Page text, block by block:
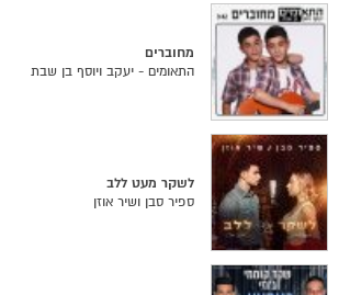
מחוברים
התאומים - יעקב ויוסף בן שבת
לשקר מעט ללב
ספיר סבן ושיר אוזן